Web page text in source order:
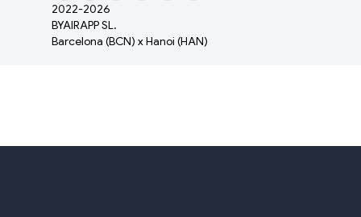
2022-2026
BYAIRAPP SL.
Barcelona (BCN) x Hanoi (HAN)